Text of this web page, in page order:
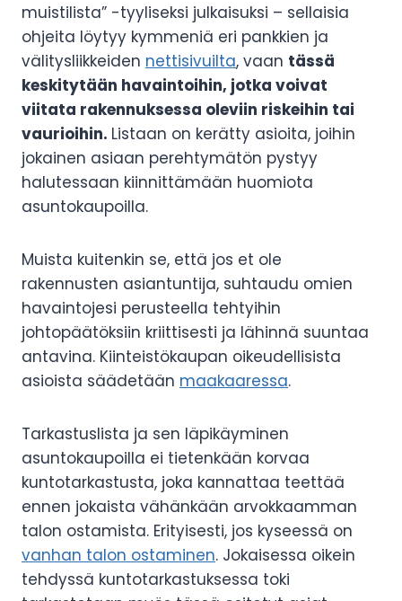
muistilista” -tyyliseksi julkaisuksi – sellaisia
ohjeita löytyy kymmeniä eri pankkien ja
välitysliikkeiden nettisivuilta, vaan tässä
keskitytään havaintoihin, jotka voivat
viitata rakennuksessa oleviin riskeihin tai
vaurioihin. Listaan on kerätty asioita, joihin
jokainen asiaan perehtymätön pystyy
halutessaan kiinnittämään huomiota
asuntokaupoilla.
Muista kuitenkin se, että jos et ole
rakennusten asiantuntija, suhtaudu omien
havaintojesi perusteella tehtyihin
johtopäätöksiin kriittisesti ja lähinnä suuntaa
antavina. Kiinteistökaupan oikeudellisista
asioista säädetään maakaaressa.
Tarkastuslista ja sen läpikäyminen
asuntokaupoilla ei tietenkään korvaa
kuntotarkastusta, joka kannattaa teettää
ennen jokaista vähänkään arvokkaamman
talon ostamista. Erityisesti, jos kyseessä on
vanhan talon ostaminen. Jokaisessa oikein
tehdyssä kuntotarkastuksessa toki